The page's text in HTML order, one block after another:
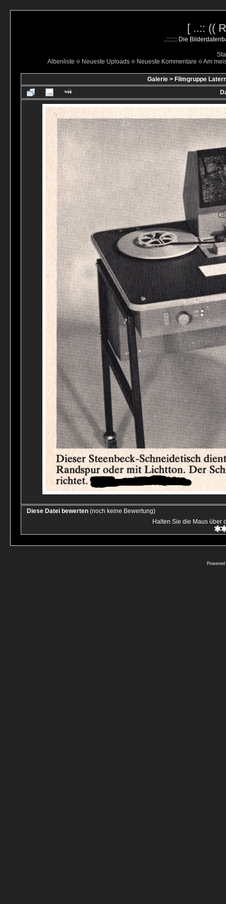
[ ..:: ((
..::::::: Die
Albenliste
Neueste Uploads Neueste Kommentare Am
Galerie > Filmgruppe
Diese Datei bewerten (noch keine Bewertung)
Halten Sie die Maus über